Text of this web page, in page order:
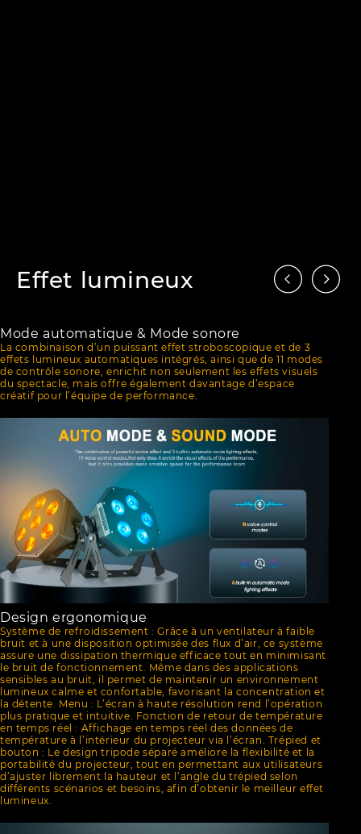
Effet lumineux
Mode automatique & Mode sonore
La combinaison d’un puissant effet stroboscopique et de 3
effets lumineux automatiques intégrés, ainsi que de 11 modes
de contrôle sonore, enrichit non seulement les effets visuels
du spectacle, mais offre également davantage d’espace
créatif pour l’équipe de performance.
Design ergonomique
Système de refroidissement : Grâce à un ventilateur à faible
bruit et à une disposition optimisée des flux d’air, ce système
assure une dissipation thermique efficace tout en minimisant
le bruit de fonctionnement. Même dans des applications
sensibles au bruit, il permet de maintenir un environnement
lumineux calme et confortable, favorisant la concentration et
la détente. Menu : L’écran à haute résolution rend l’opération
plus pratique et intuitive. Fonction de retour de température
en temps réel : Affichage en temps réel des données de
température à l’intérieur du projecteur via l’écran. Trépied et
bouton : Le design tripode séparé améliore la flexibilité et la
portabilité du projecteur, tout en permettant aux utilisateurs
d’ajuster librement la hauteur et l’angle du trépied selon
différents scénarios et besoins, afin d’obtenir le meilleur effet
lumineux.